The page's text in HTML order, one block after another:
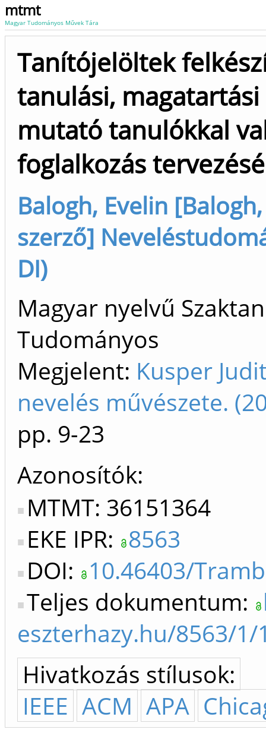
mtmt
Magyar Tudományos Művek Tára
Tanítójelöltek
tanulási,
mutató tanulókkal
foglalkozás
Balogh, Evelin
szerző]
DI)
Magyar nyelvű
Tudományos
Megjelent: Kusper
nevelés művészete.
pp. 9-23
Azonosítók
MTMT: 36151364
EKE IPR: 8563
DOI: 10.46403/
Teljes dokumentum:
eszterhazy.hu/8563/1/
Hivatkozás stílusok:
IEEE ACM APA